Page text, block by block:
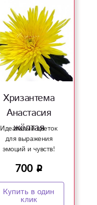
Хризантема
Анастасия
жёлтая
Идеальный цветок
для выражения
эмоций и чувств!
700
Купить в один
клик